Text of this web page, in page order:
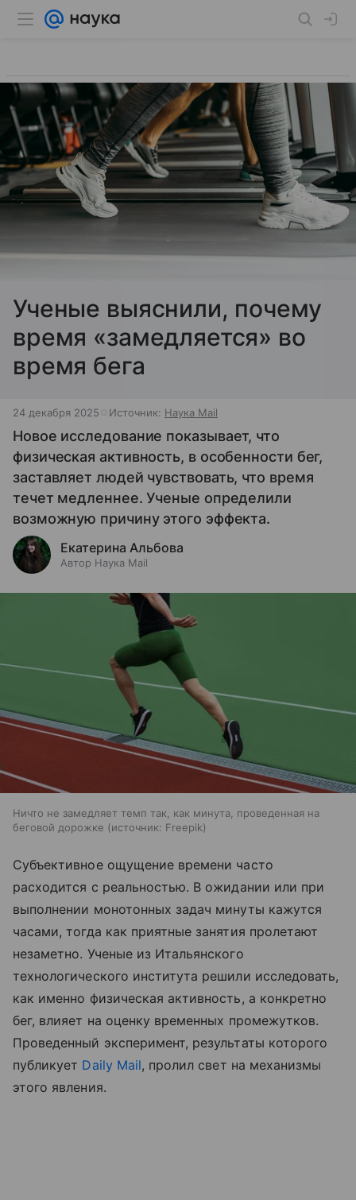
Ученые выяснили, почему
время «замедляется» во
время бега
24 декабря 2025 Источник: Наука Mail
Новое исследование показывает, что
физическая активность, в особенности бег,
заставляет людей чувствовать, что время
течет медленнее. Ученые определили
возможную причину этого эффекта.
Екатерина Альбова
Автор Наука Mail
Ничто не замедляет темп так, как минута, проведенная на
беговой дорожке
источник: Freepik
Субъективное ощущение времени часто
расходится с реальностью. В ожидании или при
выполнении монотонных задач минуты кажутся
часами, тогда как приятные занятия пролетают
незаметно. Ученые из Итальянского
технологического института решили исследовать,
как именно физическая активность, а конкретно
бег, влияет на оценку временных промежутков.
Проведенный эксперимент, результаты которого
публикует Daily Mail, пролил свет на механизмы
этого явления.